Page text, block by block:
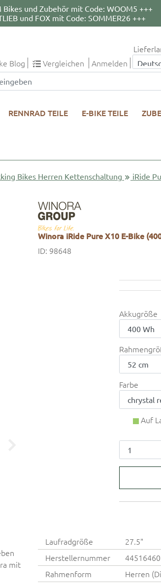
und Zubehör mit Code: WOOM5 +++
und FOX mit Code: SOMMER26 +++
Blog Vergleichen Anmelden
RENNRAD TEILE E-BIKE TEILE
Bikes Herren Kettenschaltung iRide
Winora iRide Pure X10 E-Bike
ID: 98648
Akkugröße
Farbe
Auf
mit
Laufradgröße
27.5"
Herstellernummer
44516460
Rahmenform
Herren